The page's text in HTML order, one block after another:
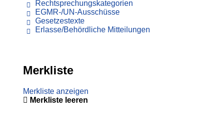
Rechtsprechungskategorien
EGMR-/UN-Ausschüsse
Gesetzestexte
Erlasse/Behördliche Mitteilungen
Merkliste
Merkliste anzeigen
Merkliste leeren